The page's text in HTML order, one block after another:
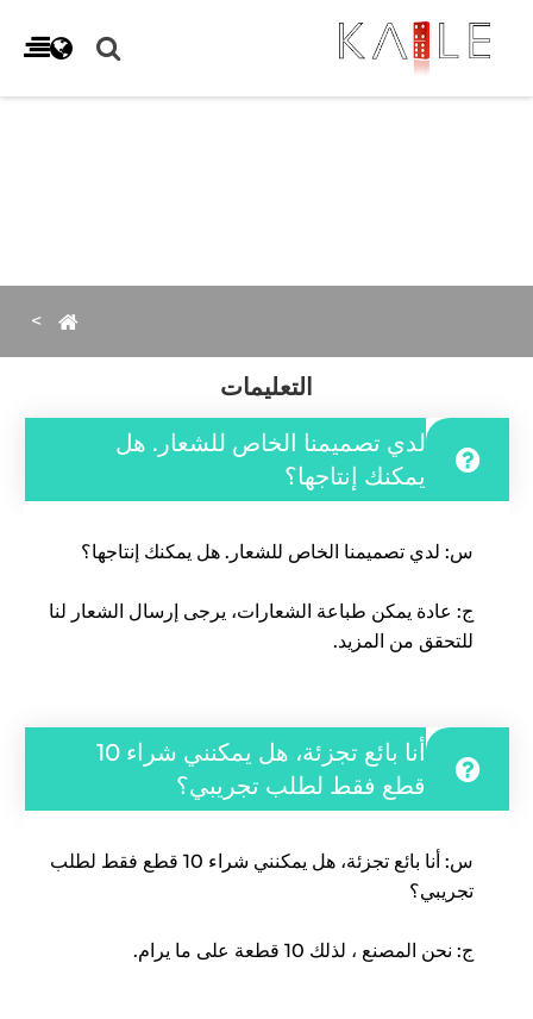
التعليمات
لدي تصميمنا الخاص للشعار. هل
يمكنك إنتاجها؟
س: لدي تصميمنا الخاص للشعار. هل يمكنك إنتاجها؟
ج: عادة يمكن طباعة الشعارات، يرجى إرسال الشعار لنا
للتحقق من المزيد.
أنا بائع تجزئة، هل يمكنني شراء 10
قطع فقط لطلب تجريبي؟
س: أنا بائع تجزئة، هل يمكنني شراء 10 قطع فقط لطلب
تجريبي؟
ج: نحن المصنع ، لذلك 10 قطعة على ما يرام.